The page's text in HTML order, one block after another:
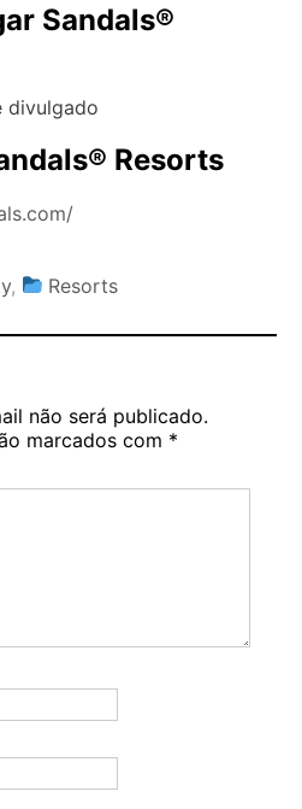
Sandals®
divulgado
Resorts
, Resorts
não será publicado.
marcados com *